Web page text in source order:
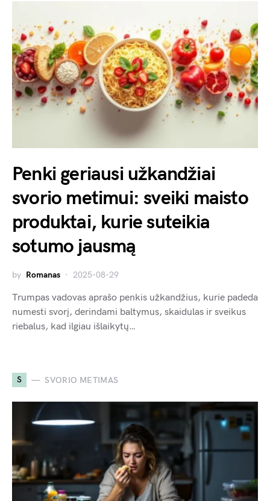
Penki geriausi užkandžiai
svorio metimui: sveiki maisto
produktai, kurie suteikia
sotumo jausmą
by Romanas 2025-08-29
Trumpas vadovas aprašo penkis užkandžius, kurie padeda
numesti svorį, derindami baltymus, skaidulas ir sveikus
riebalus, kad ilgiau išlaikytų…
S SVORIO METIMAS